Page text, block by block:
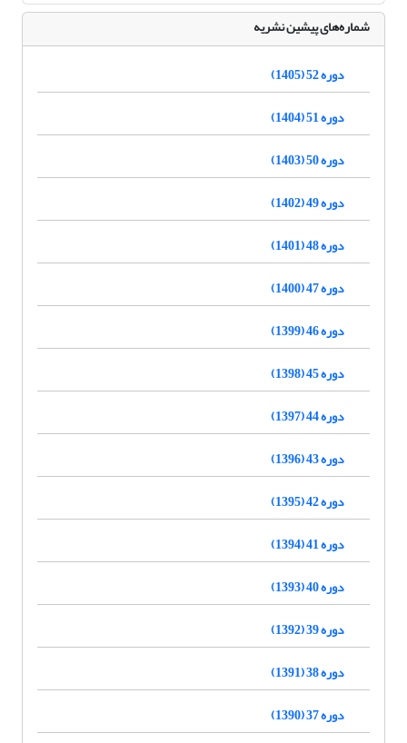
شماره‌های پیشین نشریه
دوره 52 (1405)
دوره 51 (1404)
دوره 50 (1403)
دوره 49 (1402)
دوره 48 (1401)
دوره 47 (1400)
دوره 46 (1399)
دوره 45 (1398)
دوره 44 (1397)
دوره 43 (1396)
دوره 42 (1395)
دوره 41 (1394)
دوره 40 (1393)
دوره 39 (1392)
دوره 38 (1391)
دوره 37 (1390)